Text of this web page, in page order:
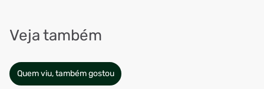
Veja também
Quem viu, também gostou